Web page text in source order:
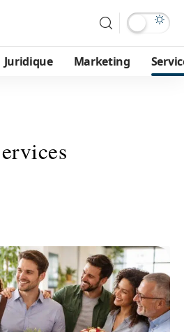
Juridique Marketing